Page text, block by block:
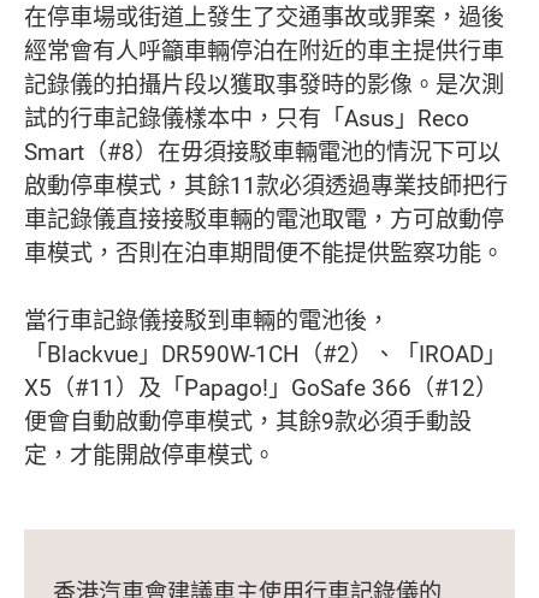
在停車場或街道上發生了交通事故或罪案，過後
經常會有人呼籲車輛停泊在附近的車主提供行車
記錄儀的拍攝片段以獲取事發時的影像。是次測
試的行車記錄儀樣本中，只有「Asus」Reco
Smart（#8）在毋須接駁車輛電池的情況下可以
啟動停車模式，其餘11款必須透過專業技師把行
車記錄儀直接接駁車輛的電池取電，方可啟動停
車模式，否則在泊車期間便不能提供監察功能。
當行車記錄儀接駁到車輛的電池後，
「Blackvue」DR590W-1CH（#2）、「IROAD」
X5（#11）及「Papago!」GoSafe 366（#12）
便會自動啟動停車模式，其餘9款必須手動設
定，才能開啟停車模式。